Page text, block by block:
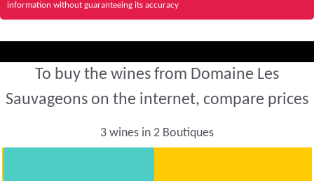
information without guaranteeing its accuracy
To buy the wines from Domaine Les
Sauvageons on the internet, compare prices
3 wines in 2 Boutiques